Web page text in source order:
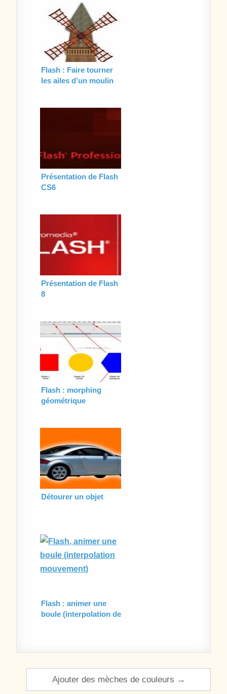
Flash : Faire tourner
les ailes d’un moulin
Présentation de Flash
CS6
Présentation de Flash
8
Flash : morphing
géométrique
Détourer un objet
Flash : animer une
boule (interpolation de
Navigation de l’article
Ajouter des mèches de couleurs →